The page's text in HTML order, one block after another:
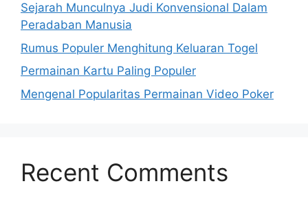
Sejarah Munculnya Judi Konvensional Dalam
Peradaban Manusia
Rumus Populer Menghitung Keluaran Togel
Permainan Kartu Paling Populer
Mengenal Popularitas Permainan Video Poker
Recent Comments